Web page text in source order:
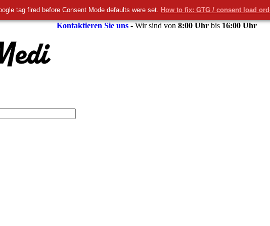
tag fired before Consent Mode defaults were set. How to fix: GTG / consent load
Kontaktieren Sie uns- Wir sind von8:00 Uhrbis16:00 Uhr